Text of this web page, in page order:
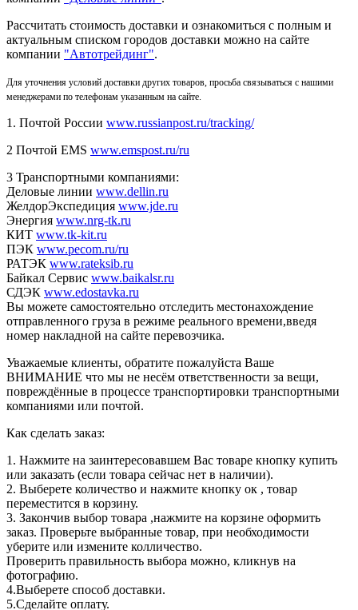
Рассчитать стоимость доставки и ознакомиться с полным и
актуальным списком городов доставки можно на сайте
компании "Автотрейдинг".
Для уточнения условий доставки других товаров, просьба связываться с нашими
менеджерами по телефонам указанным на сайте.
1. Почтой России www.russianpost.ru/tracking/
2 Почтой EMS www.emspost.ru/ru
3 Транспортными компаниями:
Деловые линии www.dellin.ru
ЖелдорЭкспедиция www.jde.ru
Энергия www.nrg-tk.ru
КИТ www.tk-kit.ru
ПЭК www.pecom.ru/ru
РАТЭК www.rateksib.ru
Байкал Сервис www.baikalsr.ru
СДЭК www.edostavka.ru
Вы можете самостоятельно отследить местонахождение
отправленного груза в режиме реального времени,введя
номер накладной на сайте перевозчика.
Уважаемые клиенты, обратите пожалуйста Ваше
ВНИМАНИЕ что мы не несём ответственности за вещи,
повреждённые в процессе транспортировки транспортными
компаниями или почтой.
Как сделать заказ:
1. Нажмите на заинтересовавшем Вас товаре кнопку купить
или заказать (если товара сейчас нет в наличии).
2. Выберете количество и нажмите кнопку ок , товар
переместится в корзину.
3. Закончив выбор товара ,нажмите на корзине оформить
заказ. Проверьте выбранные товар, при необходимости
уберите или измените колличество.
Проверить правильность выбора можно, кликнув на
фотографию.
4.Выберете способ доставки.
5.Сделайте оплату.